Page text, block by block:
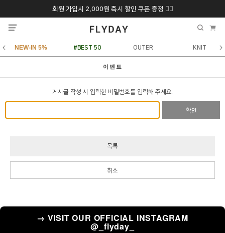
회원 가입시 2,000원 즉시 할인 쿠폰 증정 ❤️‍🔥
추석 특별 할인 10~20% 9/6 화 ~ 9/12월
NEW-IN 5% #BEST 50 OUTER KNIT
이벤트
게시글 작성 시 입력한 비밀번호를 입력해 주세요.
확인
목록
취소
→ VISIT OUR OFFICIAL INSTAGRAM
@_flyday_